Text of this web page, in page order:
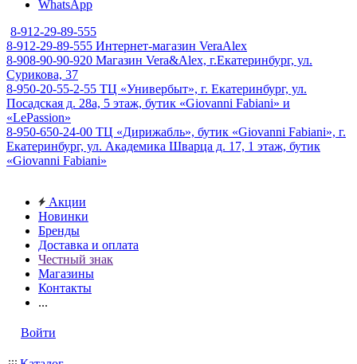
WhatsApp
8-912-29-89-555
8-912-29-89-555 Интернет-магазин VeraAlex
8-908-90-90-920 Магазин Vera&Alex, г.Екатеринбург, ул.
Сурикова, 37
8-950-20-55-2-55 ТЦ «Универбыт», г. Екатеринбург, ул.
Посадская д. 28а, 5 этаж, бутик «Giovanni Fabiani» и
«LePassion»
8-950-650-24-00 ТЦ «Дирижабль», бутик «Giovanni Fabiani», г.
Екатеринбург, ул. Академика Шварца д. 17, 1 этаж, бутик
«Giovanni Fabiani»
Акции
Новинки
Бренды
Доставка и оплата
Честный знак
Магазины
Контакты
...
Войти